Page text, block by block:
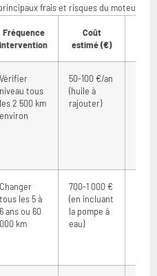
frais et risques du moteur 1.2
Fréquence
intervention
Coût
estimé (€)
Vérifier
niveau tous
les 2 500 km
environ
50-100 €/an
(huile à
rajouter)
Changer
tous les 5 à
6 ans ou 60
000 km
700-1 000 €
(en incluant
la pompe à
eau)